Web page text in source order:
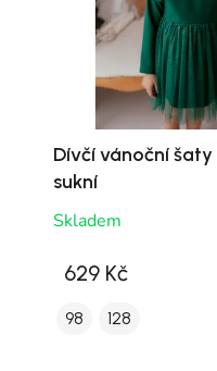
Dívčí vánoční
sukní
Skladem
629 Kč
98 128